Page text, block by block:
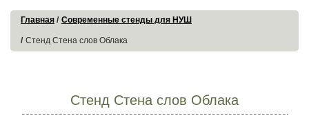
Главная Современные стенды для НУШ
Стенд Стена слов Облака
Стенд Стена слов Облака